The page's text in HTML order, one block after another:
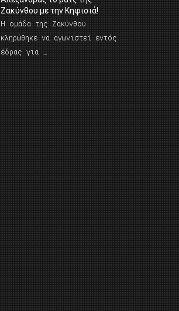
Ζακύνθου με την Κηφισιά!
Η ομάδα της Ζακύνθου
κληρώθηκε να αγωνιστεί εντός
έδρας για …